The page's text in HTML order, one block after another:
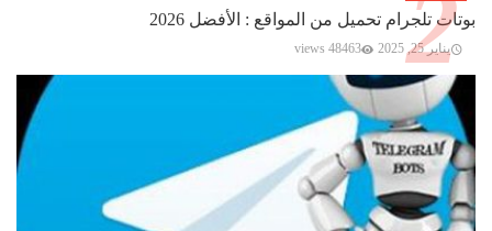
بوتات تلجرام تحميل من المواقع : الأفضل 2026
يناير 25, 2025 48463 views